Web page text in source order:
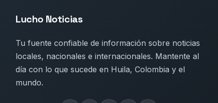
Lucho Noticias
Tu fuente confiable de información sobre noticias
locales, nacionales e internacionales. Mantente al
día con lo que sucede en Huila, Colombia y el
mundo.